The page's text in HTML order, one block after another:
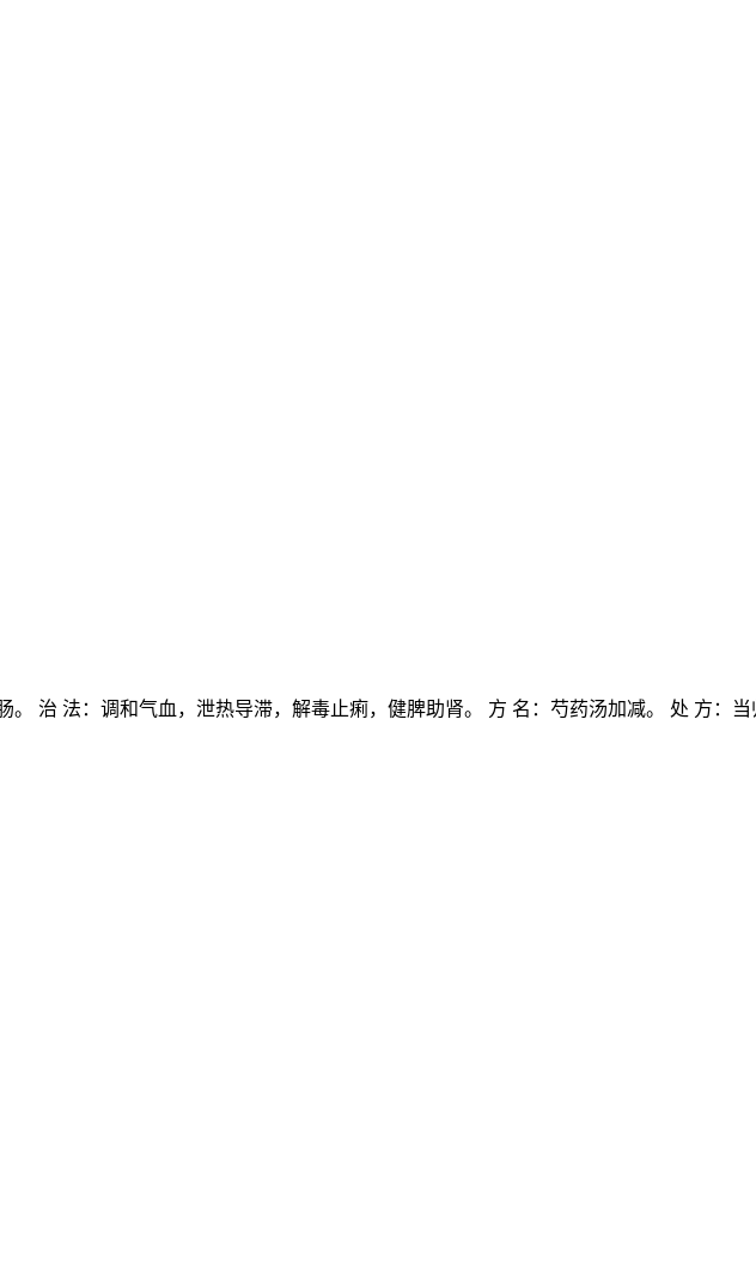
治 法：调和气血，泄热导滞，解毒止痢，健脾助肾。 方 名：芍药汤加减。 处 方：当